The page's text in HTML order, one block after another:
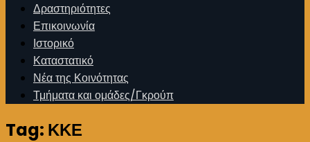
Δραστηριότητες
Επικοινωνία
Ιστορικό
Καταστατικό
Νέα της Κοινότητας
Τμήματα και ομάδες/Γκρούπ
Tag: ΚΚΕ